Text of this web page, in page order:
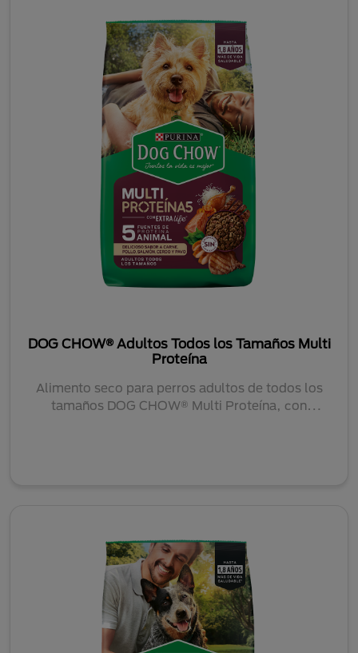
DOG CHOW® Adultos Todos los Tamaños Multi
Proteína
Alimento seco para perros adultos de todos los
tamaños DOG CHOW® Multi Proteína, con